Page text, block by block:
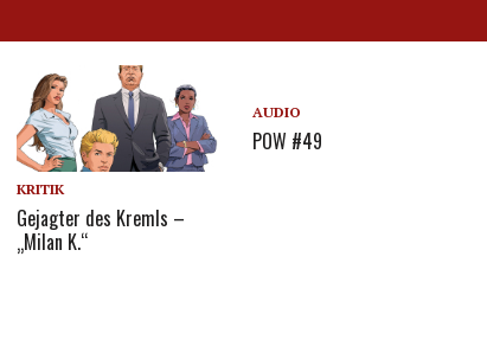
KRITIK
Gejagter des Kremls –
„Milan K.“
AUDIO
POW #49